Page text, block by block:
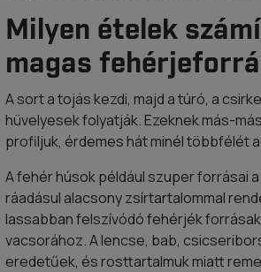
Milyen ételek
magas
A sort a tojás kezdi, majd a túró, a
hüvelyesek folyatják. Ezeknek más-
profiljuk, érdemes hát minél többfélét
A fehér húsok például szuper forrásai
ráadásul alacsony zsírtartalommal
lassabban felszívódó fehérjék
vacsorához. A lencse, bab,
eredetűek, és rosttartalmuk miatt